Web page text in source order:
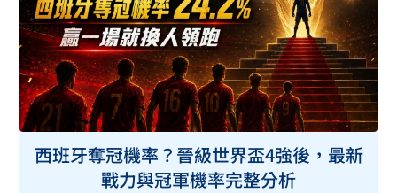
西班牙奪冠機率？晉級世界盃4強後，最新
戰力與冠軍機率完整分析